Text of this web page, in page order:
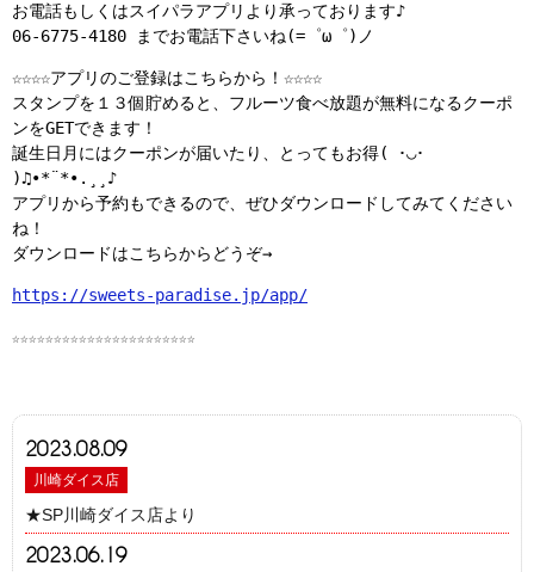
2023.08.09
川崎ダイス店
★SP川崎ダイス店より
2023.06.19
お電話もしくはスイパラアプリより承っております♪
06-6775-4180 までお電話下さいね(=゜ω゜)ノ
☆☆☆☆アプリのご登録はこちらから！☆☆☆☆
スタンプを１３個貯めると、フルーツ食べ放題が無料になるクーポ
ンをGETできます！
誕生日月にはクーポンが届いたり、とってもお得( ･◡･
)♫•*¨*•.¸¸♪
アプリから予約もできるので、ぜひダウンロードしてみてください
ね！
ダウンロードはこちらからどうぞ→
https://sweets-paradise.jp/app/
☆☆☆☆☆☆☆☆☆☆☆☆☆☆☆☆☆☆☆☆☆☆